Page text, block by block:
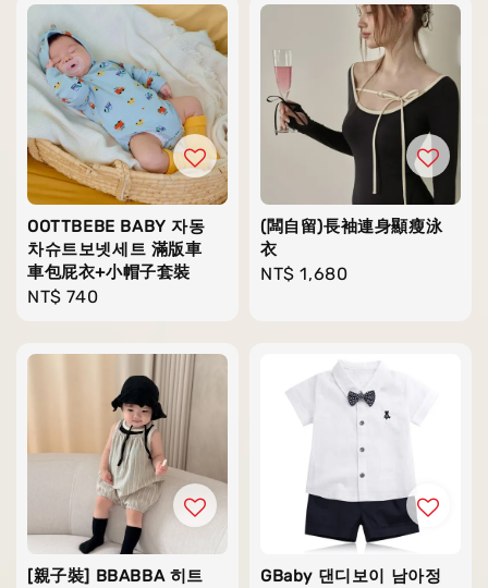
OOTTBEBE BABY 자동
차슈트보넷세트 滿版車
車包屁衣+小帽子套裝
Regular
NT$ 740
(闆自留)長袖連身顯瘦泳
衣
Regular
NT$ 1,680
[親子裝] BBABBA 히트
GBaby 댄디보이 남아정